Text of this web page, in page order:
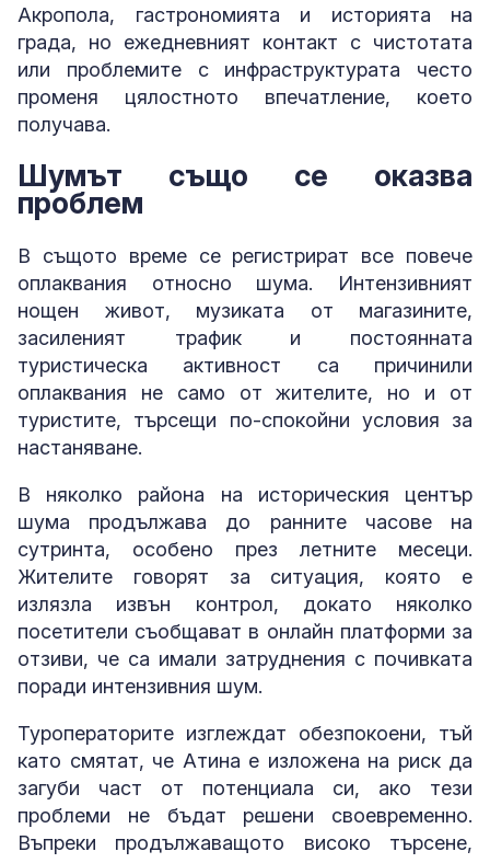
Акропола, гастрономията и историята на
града, но ежедневният контакт с чистотата
или проблемите с инфраструктурата често
променя цялостното впечатление, което
получава.
Шумът също се оказва
проблем
В същото време се регистрират все повече
оплаквания относно шума. Интензивният
нощен живот, музиката от магазините,
засиленият трафик и постоянната
туристическа активност са причинили
оплаквания не само от жителите, но и от
туристите, търсещи по-спокойни условия за
настаняване.
В няколко района на историческия център
шума продължава до ранните часове на
сутринта, особено през летните месеци.
Жителите говорят за ситуация, която е
излязла извън контрол, докато няколко
посетители съобщават в онлайн платформи за
отзиви, че са имали затруднения с почивката
поради интензивния шум.
Туроператорите изглеждат обезпокоени, тъй
като смятат, че Атина е изложена на риск да
загуби част от потенциала си, ако тези
проблеми не бъдат решени своевременно.
Въпреки продължаващото високо търсене,